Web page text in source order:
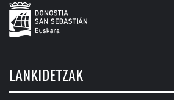
LANKIDETZAK